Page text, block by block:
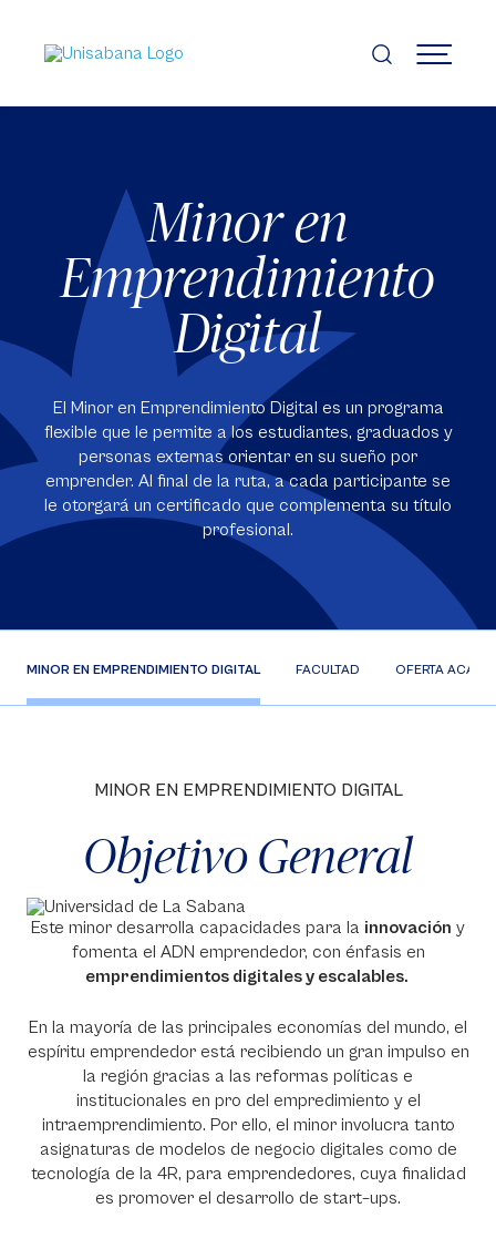
contenido
principal
MENÚ
Minor en
Emprendimiento
Digital
El Minor en Emprendimiento Digital es un programa
flexible que le permite a los estudiantes, graduados y
personas externas orientar en su sueño por
emprender. Al final de la ruta, a cada participante se
le otorgará un certificado que complementa su título
profesional.
MINOR EN EMPRENDIMIENTO DIGITAL FACULTAD OFERTA
MINOR EN EMPRENDIMIENTO DIGITAL
Objetivo General
Este minor desarrolla capacidades para la innovación y
fomenta el ADN emprendedor, con énfasis en
emprendimientos digitales y escalables.
En la mayoría de las principales economías del mundo, el
espíritu emprendedor está recibiendo un gran impulso en
la región gracias a las reformas políticas e
institucionales en pro del empredimiento y el
intraemprendimiento. Por ello, el minor involucra tanto
asignaturas de modelos de negocio digitales como de
tecnología de la 4R, para emprendedores, cuya finalidad
es promover el desarrollo de start–ups.